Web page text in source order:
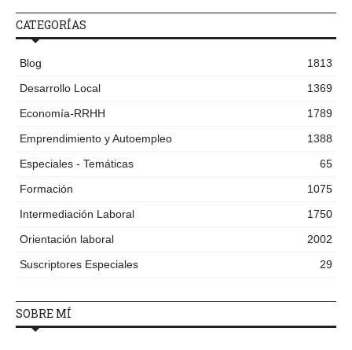
CATEGORÍAS
Blog
1813
Desarrollo Local
1369
Economía-RRHH
1789
Emprendimiento y Autoempleo
1388
Especiales - Temáticas
65
Formación
1075
Intermediación Laboral
1750
Orientación laboral
2002
Suscriptores Especiales
29
SOBRE MÍ